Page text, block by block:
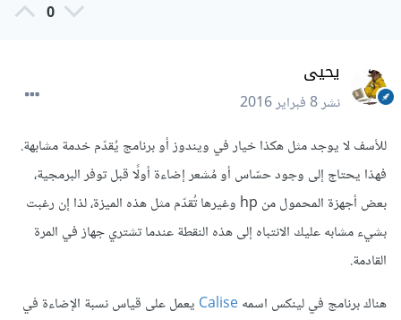
0
يحيى
نشر8 فبراير 2016
للأسف لا يوجد مثل هكذا خيار في ويندوز أو برنامج يُقدّم خدمة مشابهة.
فهذا يحتاج إلى وجود حسّاس أو مُشعر إضاءة أولًا قبل توفر البرمجية،
بعض أجهزة المحمول من hp وغيرها تُقدّم مثل هذه الميزة، لذا إن رغبت
بشيء مشابه عليك الانتباه إلى هذه النقطة عندما تشتري جهاز في المرة
القادمة.
هناك برنامج في لينكس اسمهCaliseيعمل على قياس نسبة الإضاءة في